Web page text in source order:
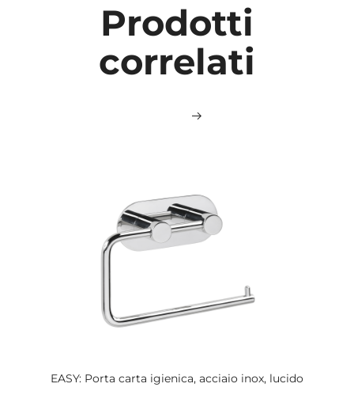
Prodotti
correlati
EASY: Porta carta igienica, acciaio inox, lucido